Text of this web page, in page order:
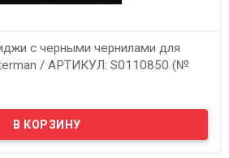
с черными чернилами для
/ АРТИКУЛ: S0110850 (№